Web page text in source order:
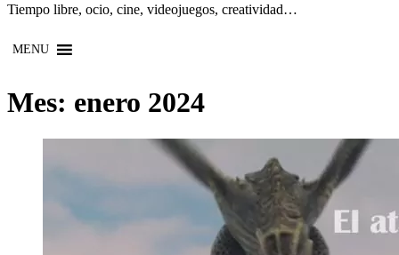
Tiempo libre, ocio, cine, videojuegos, creatividad…
MENU
Mes: enero 2024